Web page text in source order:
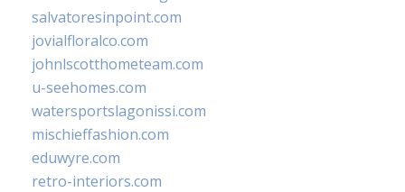
salvatoresinpoint.com
jovialfloralco.com
johnlscotthometeam.com
u-seehomes.com
watersportslagonissi.com
mischieffashion.com
eduwyre.com
retro-interiors.com